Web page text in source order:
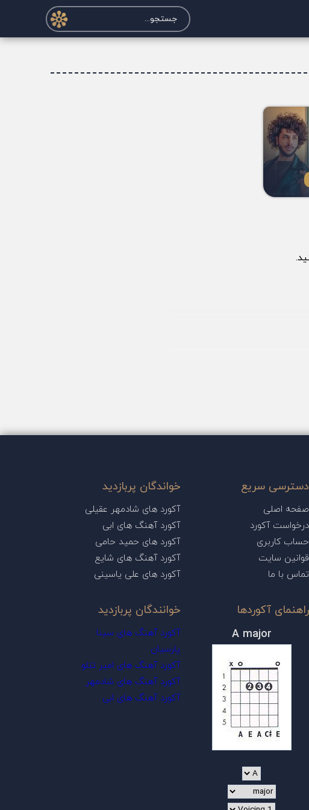
دسترسی سریع
صفحه اصلی
درخواست آکورد
حساب کاربری
قوانین سایت
تماس با ما
راهنمای آکوردها
A major
خواندگان پربازدید
آکورد های شادمهر عقیلی
آکورد آهنگ های ابی
آکورد های حمید حامی
آکورد آهنگ های شایع
آکورد های علی یاسینی
خوانندگان پربازدید
آکورد آهنگ های سینا
پارسیان
آکورد آهنگ های امیر تتلو
آکورد آهنگ های شادمهر
آکورد آهنگ های ابی